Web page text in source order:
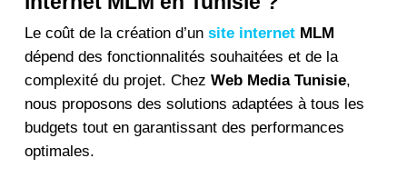
Le coût de la création d’un site internetMLM
dépend des fonctionnalités souhaitées et de la
complexité du projet. Chez Web Media Tunisie,
nous proposons des solutions adaptées à tous les
budgets tout en garantissant des performances
optimales.